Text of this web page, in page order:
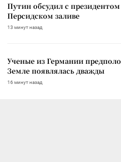
Путин обсудил с
Персидском заливе
13 минут назад
Ученые из Германии
Земле появлялась дважды
16 минут назад